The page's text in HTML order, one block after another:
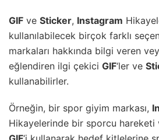
GIF ve Sticker, Instagram
kullanılabilecek birçok farklı
markaları hakkında bilgi veren
eğlendiren ilgi çekici GIF‘ler ve
kullanabilirler.
Örneğin, bir spor giyim markası,
Hikayelerinde bir sporcu hareketi